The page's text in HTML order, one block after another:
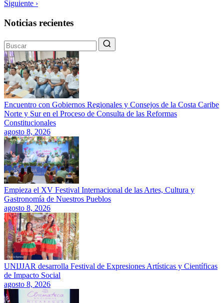
Siguiente ›
Noticias recientes
Encuentro con Gobiernos Regionales y Consejos de la Costa Caribe
Norte y Sur en el Proceso de Consulta de las Reformas
Constitucionales
agosto 8, 2026
Empieza el XV Festival Internacional de las Artes, Cultura y
Gastronomía de Nuestros Pueblos
agosto 8, 2026
UNIJJAR desarrolla Festival de Expresiones Artísticas y Científicas
de Impacto Social
agosto 8, 2026